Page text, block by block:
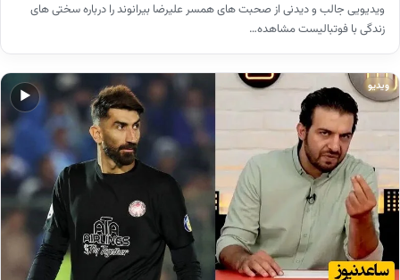
ویدیویی جالب و دیدنی از صحبت های همسر علیرضا بیرانوند را درباره سختی های
زندگی با فوتبالیست مشاهده…
▶
ویدیو